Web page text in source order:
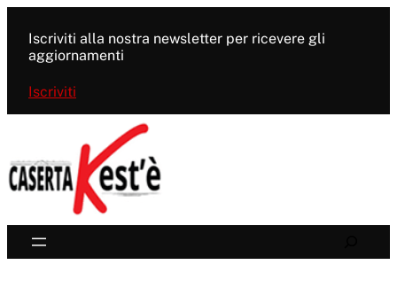
contenuto
Iscriviti alla nostra newsletter per ricevere gli
aggiornamenti
Iscriviti